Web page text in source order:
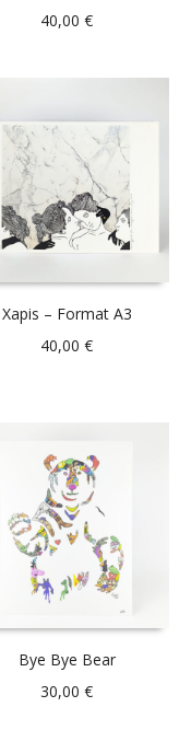
40,00€
Xapis – Format A3
40,00€
Bye Bye Bear
30,00€